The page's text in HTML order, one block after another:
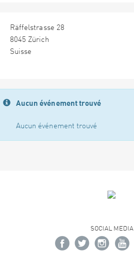
Räffelstrasse 28
8045 Zürich
Suisse
Aucun événement trouvé
Aucun événement trouvé
SOCIAL MEDIA